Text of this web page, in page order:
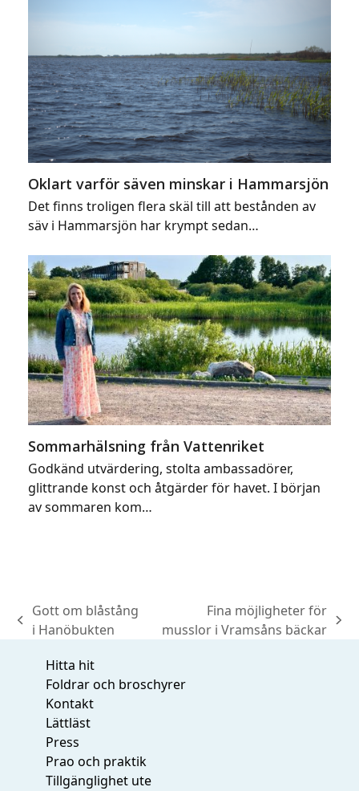
Oklart varför säven minskar i Hammarsjön
Det finns troligen flera skäl till att bestånden av
säv i Hammarsjön har krympt sedan…
Sommarhälsning från Vattenriket
Godkänd utvärdering, stolta ambassadörer,
glittrande konst och åtgärder för havet. I början
av sommaren kom…
previous
Gott om blåstång
i Hanöbukten
next
Fina möjligheter för
musslor i Vramsåns bäckar
Hitta hit
Foldrar och broschyrer
Kontakt
Lättläst
Press
Prao och praktik
Tillgänglighet ute